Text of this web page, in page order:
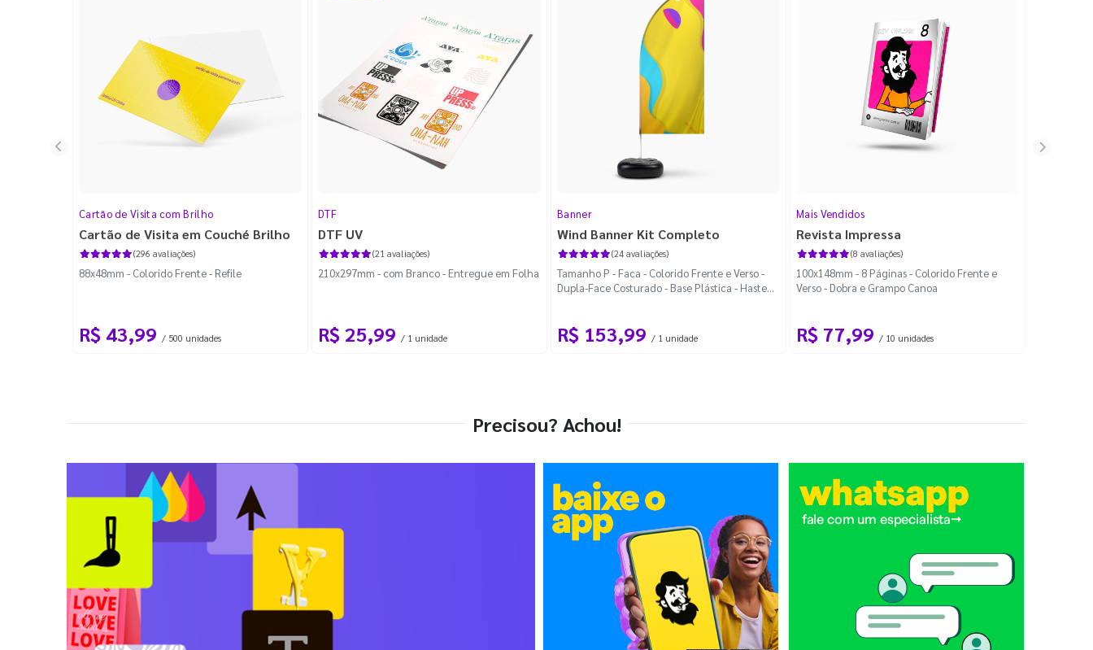
Cartão de Visita com Brilho
Cartão de Visita em Couché Brilho
(296 avaliações)
88x48mm - Colorido Frente - Refile
R$ 43,99 / 500 unidades
DTF
DTF UV
(21 avaliações)
210x297mm - com Branco - Entregue em Folha
R$ 25,99 / 1 unidade
Banner
Wind Banner Kit Completo
(24 avaliações)
Tamanho P - Faca - Colorido Frente e Verso -
Dupla-Face Costurado - Base Plástica - Haste
R$ 153,99 / 1 unidade
Mais Vendidos
Revista Impressa
(8 avaliações)
100x148mm - 8 Páginas - Colorido Frente e
Verso - Dobra e Grampo Canoa
R$ 77,99 / 10 unidades
Precisou? Achou!